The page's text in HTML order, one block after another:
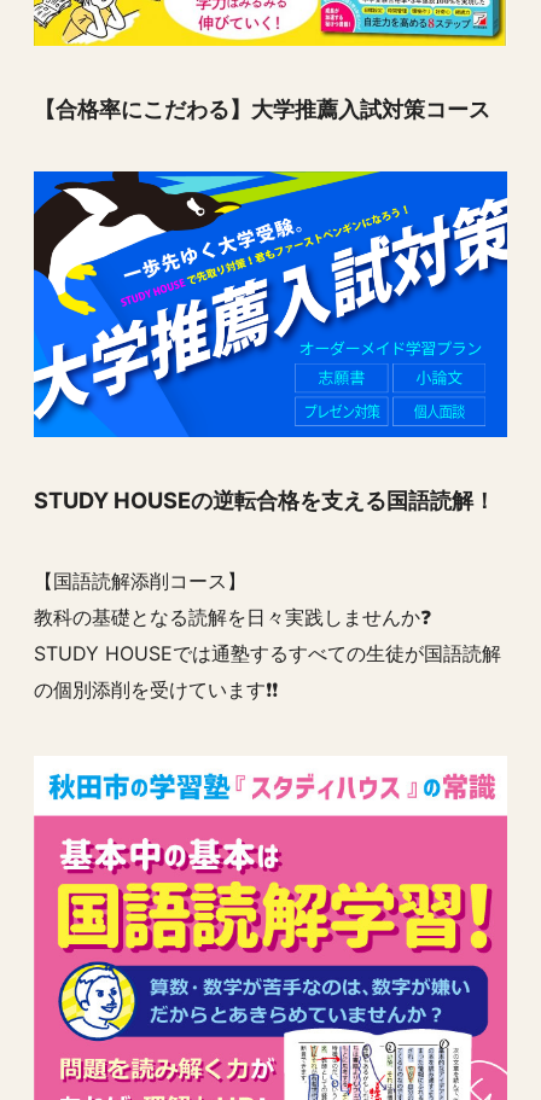
【合格率にこだわる】大学推薦入試対策コース
STUDY HOUSEの逆転合格を支える国語読解！
【国語読解添削コース】
教科の基礎となる読解を日々実践しませんか❓
STUDY HOUSEでは通塾するすべての生徒が国語読解
の個別添削を受けています❗️❗️